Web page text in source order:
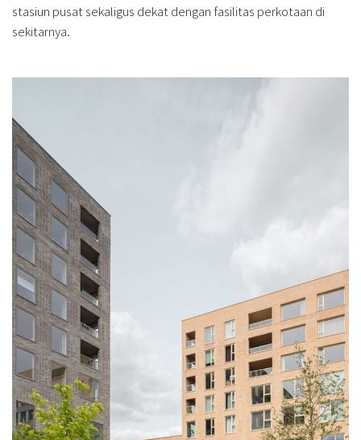
stasiun pusat sekaligus dekat dengan fasilitas perkotaan di
sekitarnya.